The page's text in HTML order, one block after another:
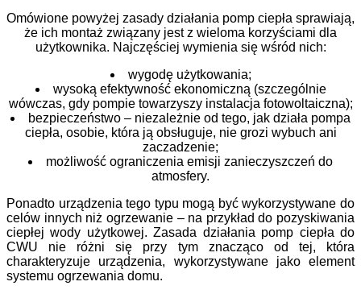
Omówione powyżej zasady działania pomp ciepła sprawiają,
że ich montaż związany jest z wieloma korzyściami dla
użytkownika. Najczęściej wymienia się wśród nich:
wygodę użytkowania;
wysoką efektywność ekonomiczną (szczególnie
wówczas, gdy pompie towarzyszy instalacja fotowoltaiczna);
bezpieczeństwo – niezależnie od tego, jak działa pompa
ciepła, osobie, która ją obsługuje, nie grozi wybuch ani
zaczadzenie;
możliwość ograniczenia emisji zanieczyszczeń do
atmosfery.
Ponadto urządzenia tego typu mogą być wykorzystywane do
celów innych niż ogrzewanie – na przykład do pozyskiwania
ciepłej wody użytkowej. Zasada działania pomp ciepła do
CWU nie różni się przy tym znacząco od tej, która
charakteryzuje urządzenia, wykorzystywane jako element
systemu ogrzewania domu.